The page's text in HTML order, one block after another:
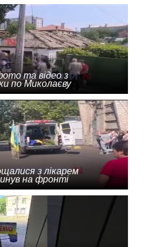
та відео з
по Миколаєву
з лікарем
на фронті